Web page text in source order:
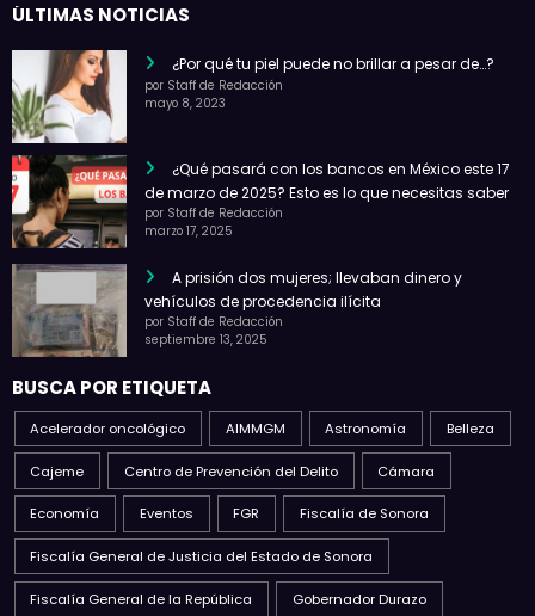
ÚLTIMAS NOTICIAS
¿Por qué tu piel puede no brillar a pesar de…?
por Staff de Redacción
mayo 8, 2023
¿Qué pasará con los bancos en México este 17
de marzo de 2025? Esto es lo que necesitas saber
por Staff de Redacción
marzo 17, 2025
A prisión dos mujeres; llevaban dinero y
vehículos de procedencia ilícita
por Staff de Redacción
septiembre 13, 2025
BUSCA POR ETIQUETA
Acelerador oncológico AIMMGM Astronomía Belleza
Cajeme Centro de Prevención del Delito Cámara
Economía Eventos FGR Fiscalía de Sonora
Fiscalía General de Justicia del Estado de Sonora
Fiscalía General de la República Gobernador Durazo